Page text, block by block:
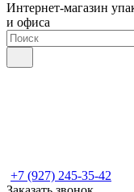
Интернет-магазин
и офиса
+7 (927) 245-35-42